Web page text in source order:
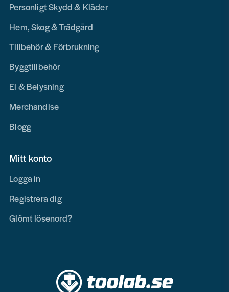
Personligt Skydd & Kläder
Hem, Skog & Trädgård
Tillbehör & Förbrukning
Byggtillbehör
El & Belysning
Merchandise
Blogg
Mitt konto
Logga in
Registrera dig
Glömt lösenord?